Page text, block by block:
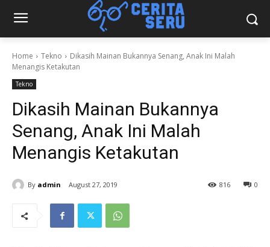
Home Tekno
Dikasih Mainan Bukannya Senang, Anak Ini Malah
Menangis Ketakutan
Tekno
Dikasih Mainan Bukannya
Senang, Anak Ini Malah
Menangis Ketakutan
By admin August 27, 2019 0
816